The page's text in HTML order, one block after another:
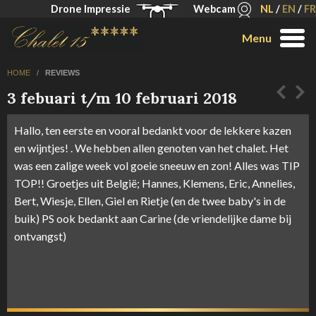
Drone Impressie Webcam NL / EN / FR
Menu
HOME / REVIEWS
3 febuari t/m 10 februari 2018
Hallo, ten eerste en vooral bedankt voor de lekkere kazen
en wijntjes! . We hebben allen genoten van het chalet. Het
was een zalige week vol goeie sneeuw en zon! Alles was TIP
TOP!! Groetjes uit België; Hannes, Klemens, Eric, Annelies,
Bert, Wiesje, Ellen, Giel en Rietje (en de twee baby's in de
buik) PS ook bedankt aan Carine (de vriendelijke dame bij
ontvangst)